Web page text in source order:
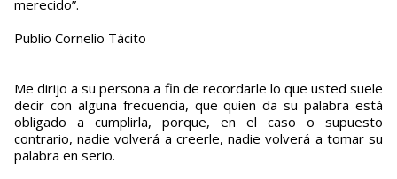
merecido”.
Publio Cornelio Tácito
Me dirijo a su persona a fin de recordarle lo que usted suele
decir con alguna frecuencia, que quien da su palabra está
obligado a cumplirla, porque, en el caso o supuesto
contrario, nadie volverá a creerle, nadie volverá a tomar su
palabra en serio.